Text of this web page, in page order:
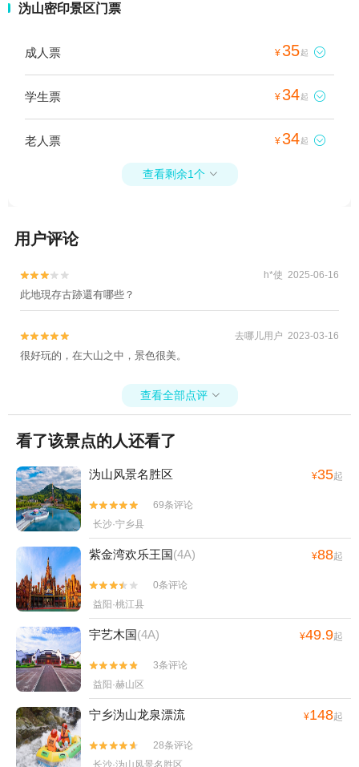
沩山密印景区门票
成人票 ¥35起 
学生票 ¥34起 
老人票 ¥34起 
查看剩余1个 
用户评论

 h*使 2025-06-16
此地現存古跡還有哪些？

 去哪儿用户 2023-03-16
很好玩的，在大山之中，景色很美。
查看全部点评 
看了该景点的人还看了
沩山风景名胜区 ¥35起


69条评论
长沙·宁乡县
紫金湾欢乐王国(4A) ¥88起


0条评论
益阳·桃江县
宇艺木国(4A) ¥49.9起


3条评论
益阳·赫山区
宁乡沩山龙泉漂流 ¥148起


28条评论
长沙·沩山风景名胜区